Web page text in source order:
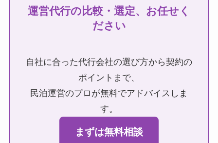
運営代行の比較・選定、お任せく
ださい
自社に合った代行会社の選び方から契約の
ポイントまで、
民泊運営のプロが無料でアドバイスしま
す。
まずは無料相談